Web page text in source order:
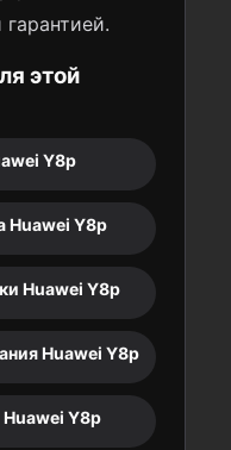
этой
Y8p
Huawei Y8p
Huawei Y8p
Huawei Y8p
Huawei Y8p